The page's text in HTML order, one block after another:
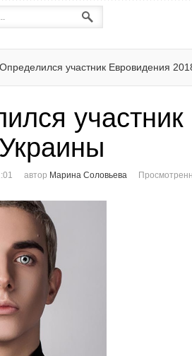
Определился участник Евровидения
автор Марина Соловьева